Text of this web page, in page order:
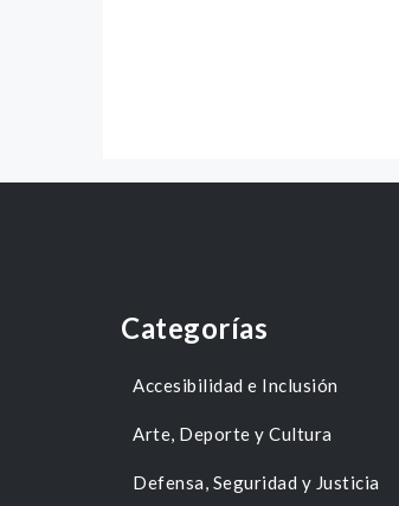
Categorías
Accesibilidad e Inclusión
Arte, Deporte y Cultura
Defensa, Seguridad y Justicia